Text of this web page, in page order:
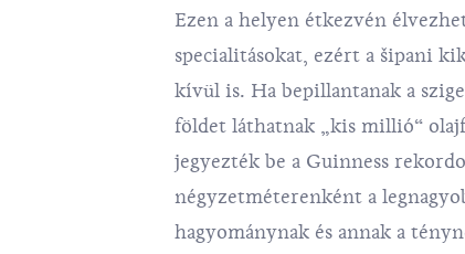
Ezen a helyen étkezvén
specialitásokat, ezért a šipani
kívül is. Ha bepillantanak a
földet láthatnak „kis millió“
jegyezték be a Guinness
négyzetméterenként a
hagyománynak és annak a